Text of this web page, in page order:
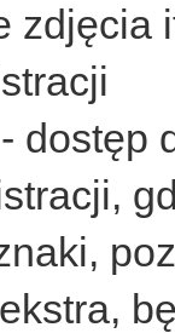
zdjęcia
dostęp